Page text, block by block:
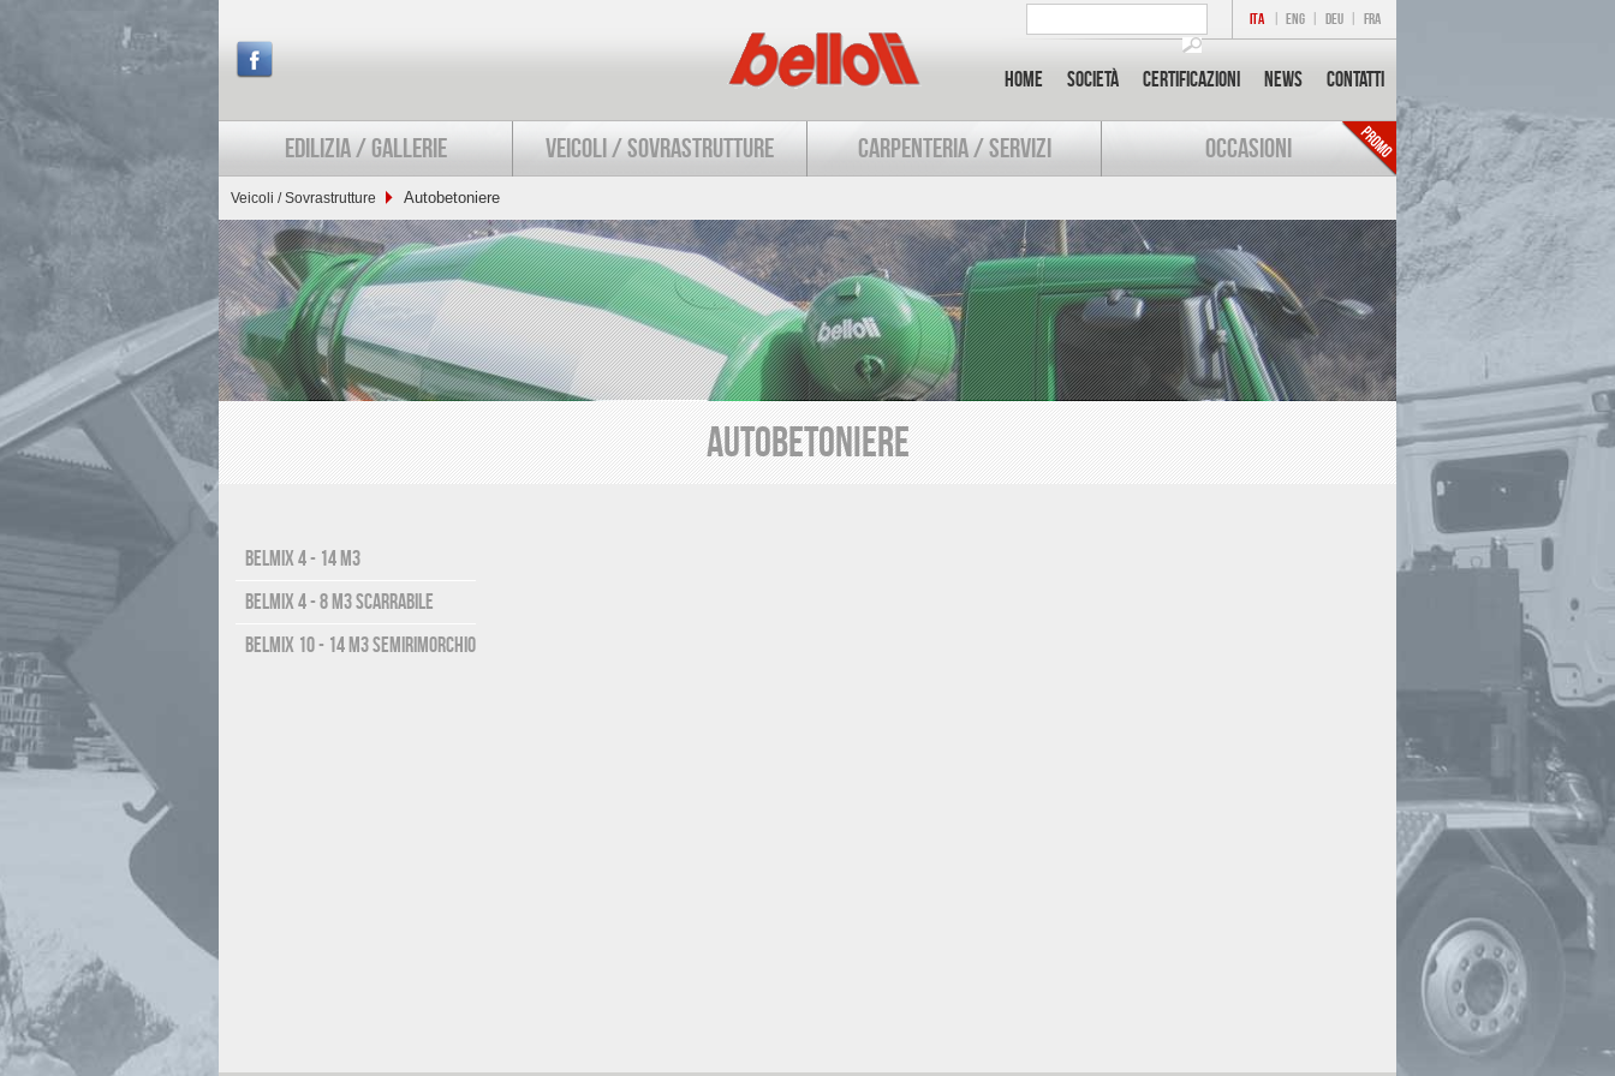
Home Società Certificazioni News Contatti
ITA ENG DEU FRA
EDILIZIA / GALLERIE VEICOLI / SOVRASTRUTTURE CARPENTERIA / SERVIZI OCCASIONI
Veicoli / Sovrastrutture Autobetoniere
AUTOBETONIERE
Belmix 4 - 14 m3
Belmix 4 - 8 m3 scarrabile
Belmix 10 - 14 m3 semirimorchio